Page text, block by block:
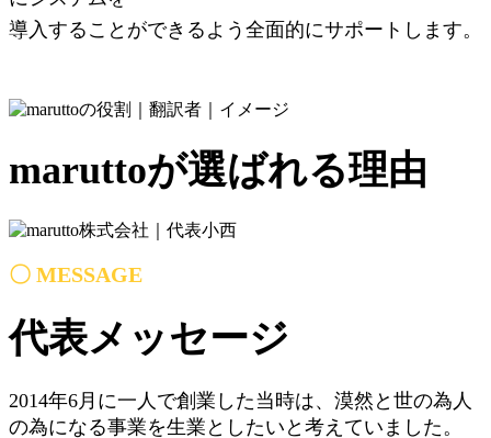
導入することができるよう全面的にサポートします。
maruttoが選ばれる理由
〇 MESSAGE
代表メッセージ
2014年6月に一人で創業した当時は、漠然と世の為人
の為になる事業を生業としたいと考えていました。